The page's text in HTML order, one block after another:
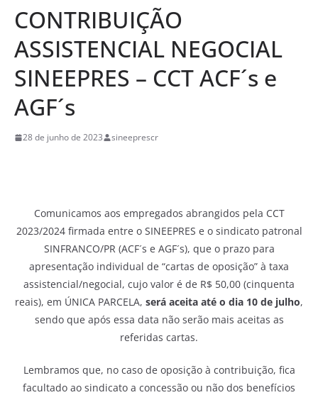
CONTRIBUIÇÃO
ASSISTENCIAL NEGOCIAL
SINEEPRES – CCT ACF´s e
AGF´s
28 de junho de 2023 sineeprescr
Comunicamos aos empregados abrangidos pela CCT
2023/2024 firmada entre o SINEEPRES e o sindicato patronal
SINFRANCO/PR (ACF´s e AGF´s), que o prazo para
apresentação individual de “cartas de oposição” à taxa
assistencial/negocial, cujo valor é de R$ 50,00 (cinquenta
reais), em ÚNICA PARCELA, será aceita até o dia 10 de julho,
sendo que após essa data não serão mais aceitas as
referidas cartas.
Lembramos que, no caso de oposição à contribuição, fica
facultado ao sindicato a concessão ou não dos benefícios